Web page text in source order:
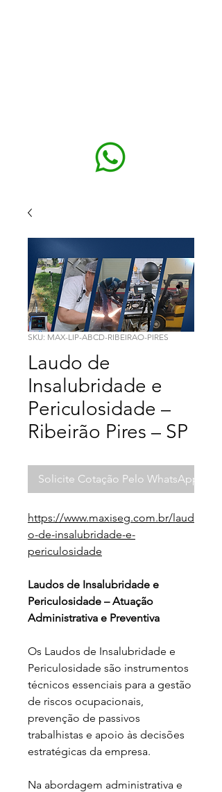
SKU: MAX-LIP-ABCD-RIBEIRAO-PIRES
Laudo de
Insalubridade e
Periculosidade –
Ribeirão Pires – SP
Solicite Cotação Pelo WhatsApp
https://www.maxiseg.com.br/laud
o-de-insalubridade-e-
periculosidade
Laudos de Insalubridade e
Periculosidade – Atuação
Administrativa e Preventiva
Os Laudos de Insalubridade e
Periculosidade são instrumentos
técnicos essenciais para a gestão
de riscos ocupacionais,
prevenção de passivos
trabalhistas e apoio às decisões
estratégicas da empresa.
Na abordagem administrativa e